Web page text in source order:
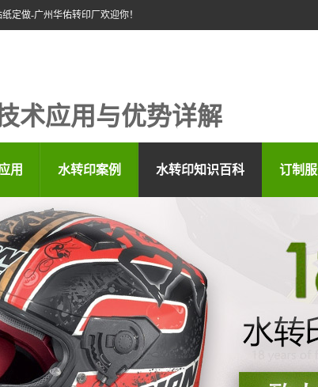
定做-广州华佑转印厂欢迎你！
术应用与优势详解
用 水转印案例 水转印知识百科 订制